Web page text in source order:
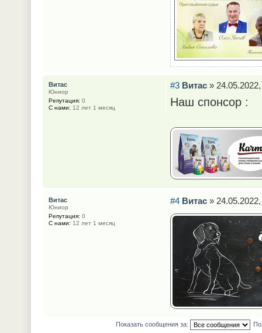
#3 Витас» 24.05.2022,
Наш спонсор :
Витас
Юниор
Репутация: 0
С нами: 12 лет 1 месяц
#4 Витас» 24.05.2022,
Витас
Юниор
Репутация: 0
С нами: 12 лет 1 месяц
Показать сообщения за: